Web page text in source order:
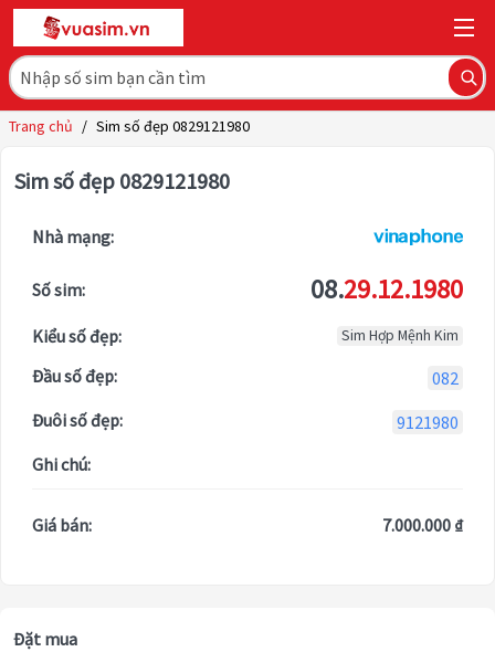
Trang chủ / Sim số đẹp 0829121980
Sim số đẹp 0829121980
Nhà mạng:
Số sim: 08.29.12.1980
Kiểu số đẹp: Sim Hợp Mệnh Kim
Đầu số đẹp:
082
Đuôi số đẹp:
9121980
Ghi chú:
Giá bán: 7.000.000 ₫
Đặt mua